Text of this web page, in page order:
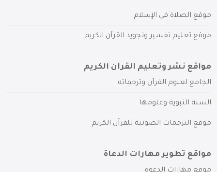
موقع الصلاة في الإسلام
موقع تعليم تفسير وتجويد القرآن الكريم
مواقع نشر وتعليم القرآن الكريم
الجامع لعلوم القرآن وترجماته
السنة النبوية وعلومها
موقع الترجمات الصوتية للقرآن الكريم
مواقع تطوير مهارات الدعاة
موقع مهارات الدعوة